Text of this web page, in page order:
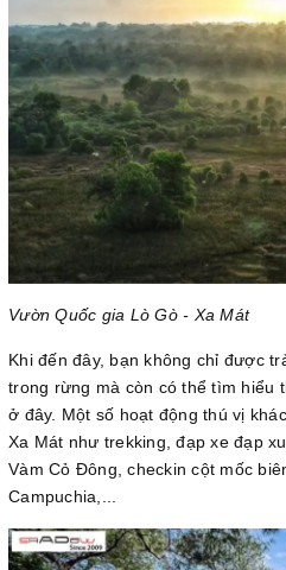
Vườn Quốc gia Lò Gò - Xa Mát
Khi đến đây, bạn không chỉ được
trong rừng mà còn có thể tìm hiểu
ở đây. Một số hoạt động thú vị
Xa Mát như trekking, đạp xe đạp
Vàm Cỏ Đông, checkin cột mốc
Campuchia,...